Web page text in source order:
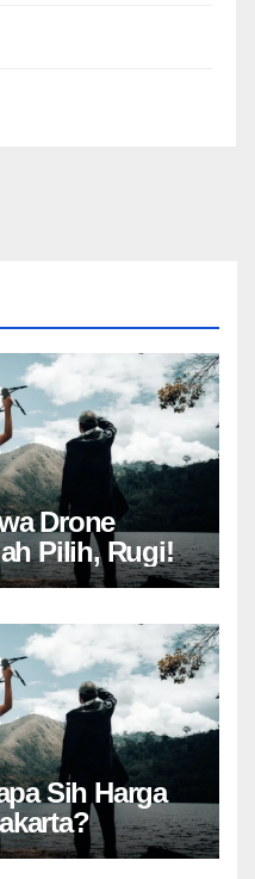
Drone
Pilih, Rugi!
Sih Harga